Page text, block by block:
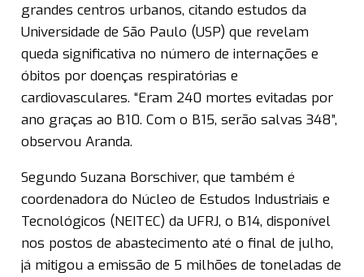
grandes centros urbanos, citando estudos da
Universidade de São Paulo (USP) que revelam
queda significativa no número de internações e
óbitos por doenças respiratórias e
cardiovasculares. “Eram 240 mortes evitadas por
ano graças ao B10. Com o B15, serão salvas 348”,
observou Aranda.
Segundo Suzana Borschiver, que também é
coordenadora do Núcleo de Estudos Industriais e
Tecnológicos (NEITEC) da UFRJ, o B14, disponível
nos postos de abastecimento até o final de julho,
já mitigou a emissão de 5 milhões de toneladas de